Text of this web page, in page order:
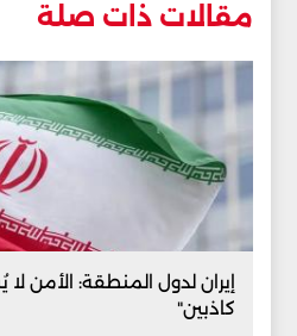
مقالات ذات صلة
إيران لدول المنطقة: الأمن
كاذبين"